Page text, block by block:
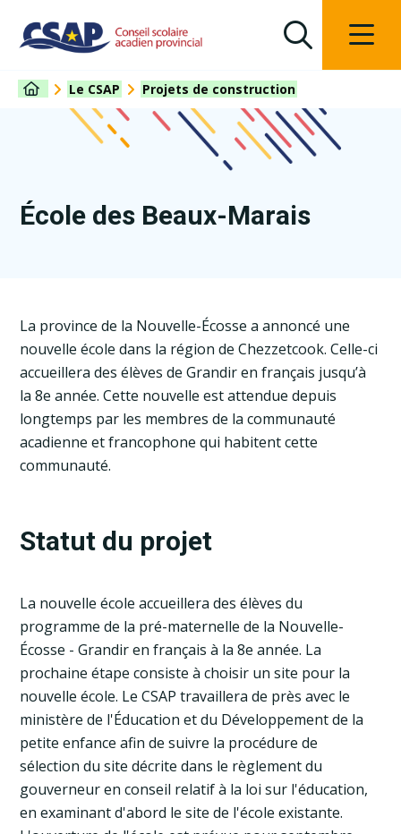
Le CSAP Projets de construction
École des Beaux-Marais
La province de la Nouvelle-Écosse a annoncé une
nouvelle école dans la région de Chezzetcook. Celle-ci
accueillera des élèves de Grandir en français jusqu’à
la 8e année. Cette nouvelle est attendue depuis
longtemps par les membres de la communauté
acadienne et francophone qui habitent cette
communauté.
Statut du projet
La nouvelle école accueillera des élèves du
programme de la pré-maternelle de la Nouvelle-
Écosse - Grandir en français à la 8e année. La
prochaine étape consiste à choisir un site pour la
nouvelle école. Le CSAP travaillera de près avec le
ministère de l'Éducation et du Développement de la
petite enfance afin de suivre la procédure de
sélection du site décrite dans le règlement du
gouverneur en conseil relatif à la loi sur l'éducation,
en examinant d'abord le site de l'école existante.